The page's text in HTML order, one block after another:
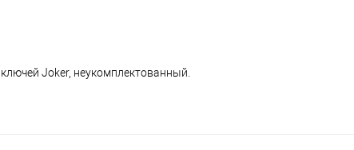
Joker, неукомплектованный.